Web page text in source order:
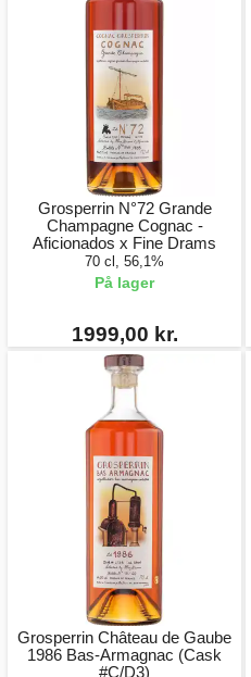
Grosperrin N°72 Grande
Champagne Cognac -
Aficionados x Fine Drams
70 cl, 56,1%
På lager
1999,00 kr.
Grosperrin Château de Gaube
1986 Bas-Armagnac (Cask
#C/D3)